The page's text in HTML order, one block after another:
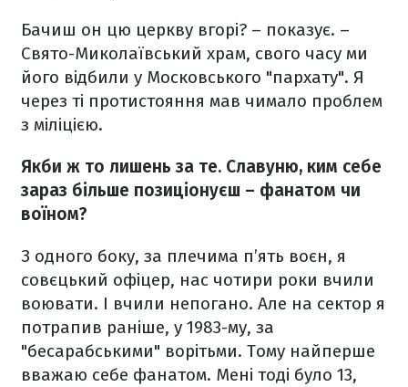
Бачиш он цю церкву вгорі? – показує. –
Свято-Миколаївський храм, свого часу ми
його відбили у Московського "пархату". Я
через ті протистояння мав чимало проблем
з міліцією.
Якби ж то лишень за те. Славуню, ким себе
зараз більше позиціонуєш – фанатом чи
воїном?
З одного боку, за плечима п’ять воєн, я
совєцький офіцер, нас чотири роки вчили
воювати. І вчили непогано. Але на сектор я
потрапив раніше, у 1983-му, за
"бесарабськими" ворітьми. Тому найперше
вважаю себе фанатом. Мені тоді було 13,